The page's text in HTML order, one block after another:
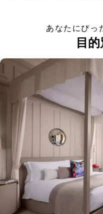
あなたにぴっ
目